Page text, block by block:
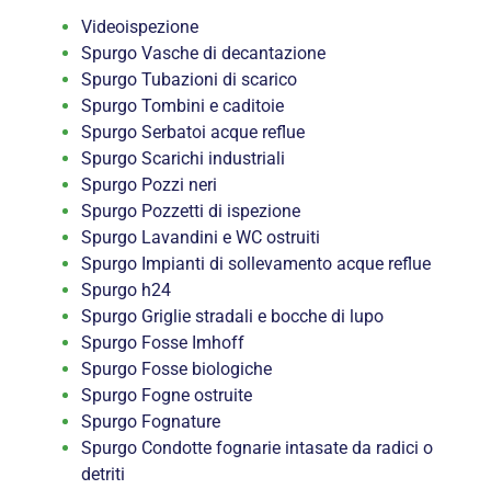
Videoispezione
Spurgo Vasche di decantazione
Spurgo Tubazioni di scarico
Spurgo Tombini e caditoie
Spurgo Serbatoi acque reflue
Spurgo Scarichi industriali
Spurgo Pozzi neri
Spurgo Pozzetti di ispezione
Spurgo Lavandini e WC ostruiti
Spurgo Impianti di sollevamento acque reflue
Spurgo h24
Spurgo Griglie stradali e bocche di lupo
Spurgo Fosse Imhoff
Spurgo Fosse biologiche
Spurgo Fogne ostruite
Spurgo Fognature
Spurgo Condotte fognarie intasate da radici o
detriti